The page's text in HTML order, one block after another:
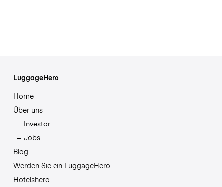
LuggageHero
Home
Über uns
Investor
Jobs
Blog
Werden Sie ein LuggageHero
Hotelshero